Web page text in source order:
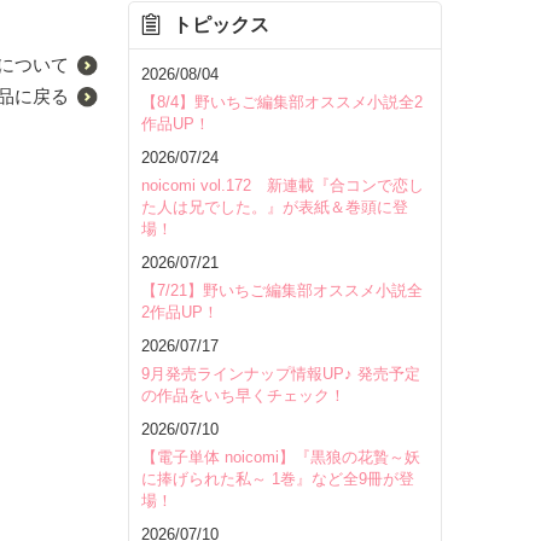
ついて
に戻る
トピックス
2026/08/04
【8/4】野いちご編集部オススメ小説全2
作品UP！
2026/07/24
noicomi vol.172 新連載『合コンで恋し
た人は兄でした。』が表紙＆巻頭に登
場！
2026/07/21
【7/21】野いちご編集部オススメ小説全
2作品UP！
2026/07/17
9月発売ラインナップ情報UP♪ 発売予定
の作品をいち早くチェック！
2026/07/10
【電子単体 noicomi】『黒狼の花贄～妖
に捧げられた私～ 1巻』など全9冊が登
場！
2026/07/10